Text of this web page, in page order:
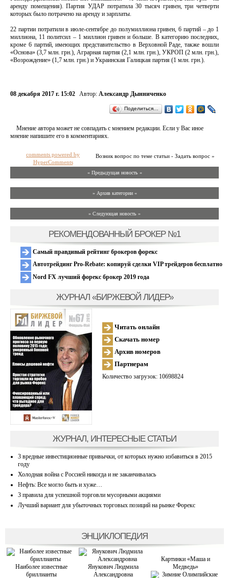
аренду помещения). Партия УДАР потратила 30 тысяч гривен, три четверти
которых было потрачено на аренду и зарплаты.
22 партии потратили в июле-сентябре до полумиллиона гривен, 6 партий – до 1
миллиона, 11 политсил – 1 миллион гривен и больше. В категорию последних,
кроме 6 партий, имеющих представительство в Верховной Раде, также вошли
«Основа» (3,7 млн. грн.), Аграрная партия (2,1 млн. грн.), УКРОП (2 млн. грн.),
«Возрождение» (1,7 млн. грн.) и Украинская Галицкая партия (1 млн. грн.).
08 декабря 2017 г. 15:02 Автор: Александр Дынниченко
Поделиться…
Мнение автора может не совпадать с мнением редакции. Если у Вас иное
мнение напишите его в комментариях.
Возник вопрос по теме статьи - Задать вопрос »
comments powered by
HyperComments
« Предыдущая новость «
» Архив категории «
» Следующая новость »
РЕКОМЕНДОВАННЫЙ БРОКЕР №1
Самый правдивый рейтинг брокеров форекс
Автотрейдинг Pro-Rebate: копируй сделки VIP трейдеров бесплатно
Nord FX лучший форекс брокер 2019 года
ЖУРНАЛ «БИРЖЕВОЙ ЛИДЕР»
Читать онлайн
Скачать номер
Архив номеров
Партнерам
Количество загрузок: 10698824
ЖУРНАЛ, ИНТЕРЕСНЫЕ СТАТЬИ
3 вредные инвестиционные привычки, от которых нужно избавиться в 2015
году
Холодная война с Россией никогда и не заканчивалась
Нефть: Все могло быть и хуже…
3 правила для успешной торговли мусорными акциями
Лучший вариант для убыточных торговых позиций на рынке Форекс
ЭНЦИКЛОПЕДИЯ
Наиболее известные
бриллианты
Янукович Людмила
Александровна
Картинки «Маша и
Медведь»